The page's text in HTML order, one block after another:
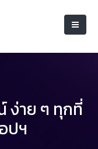
ง่าย ๆ ทุกที่
ปฯ